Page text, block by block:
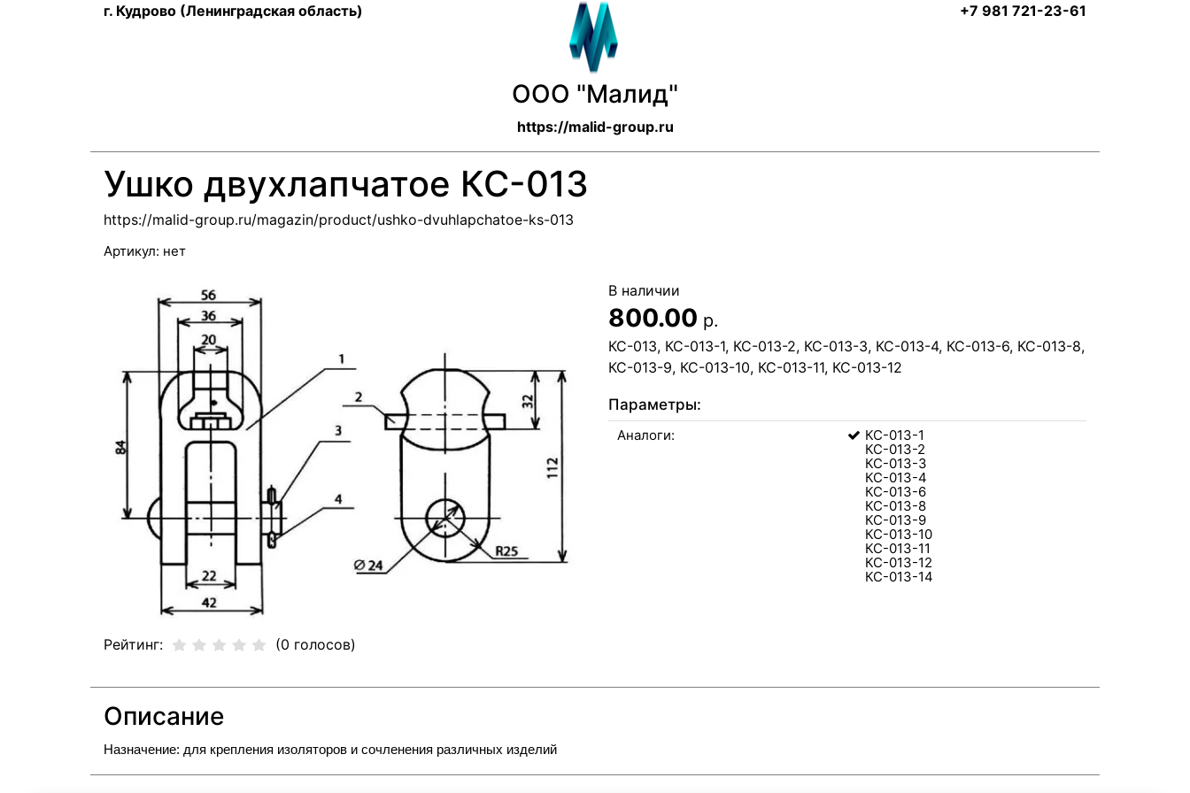
г. Кудрово (Ленинградская область)
ООО "Малид"
https://malid-group.ru
+7 981 721-23-61
Ушко двухлапчатое КС-013
https://malid-group.ru/magazin/product/ushko-dvuhlapchatoe-ks-013
Артикул: нет
Рейтинг: (0 голосов)
В наличии
800.00 р.
КС-013, КС-013-1, КС-013-2, КС-013-3, КС-013-4, КС-013-6, КС-013-8,
КС-013-9, КС-013-10, КС-013-11, КС-013-12
Параметры:
Аналоги:
КС-013-1
КС-013-2
КС-013-3
КС-013-4
КС-013-6
КС-013-8
КС-013-9
КС-013-10
КС-013-11
КС-013-12
КС-013-14
Описание
Назначение: для крепления изоляторов и сочленения различных изделий